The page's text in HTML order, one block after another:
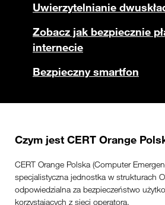
Uwierzytelnianie
Zobacz jak bezpiecznie
internecie
Bezpieczny smartfon
Czym jest CERT Orange
CERT Orange Polska (Computer
specjalistyczna jednostka w strukturach
odpowiedzialna za bezpieczeństwo
korzystających z sieci operatora.